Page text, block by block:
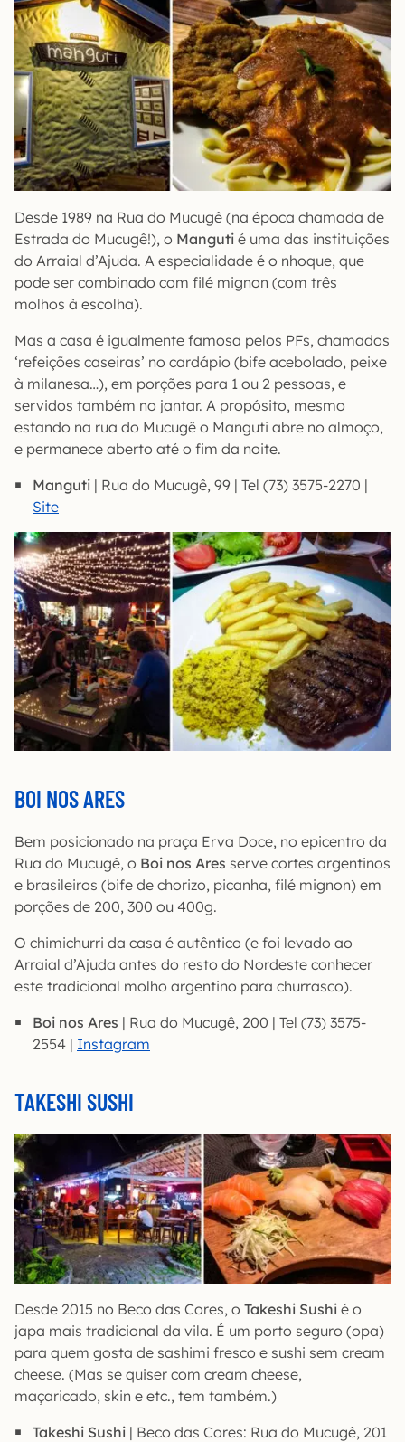
Desde 1989 na Rua do Mucugê (na época chamada de
Estrada do Mucugê!), o Manguti é uma das instituições
do Arraial d’Ajuda. A especialidade é o nhoque, que
pode ser combinado com filé mignon (com três
molhos à escolha).
Mas a casa é igualmente famosa pelos PFs, chamados
‘refeições caseiras’ no cardápio (bife acebolado, peixe
à milanesa…), em porções para 1 ou 2 pessoas, e
servidos também no jantar. A propósito, mesmo
estando na rua do Mucugê o Manguti abre no almoço,
e permanece aberto até o fim da noite.
Manguti | Rua do Mucugê, 99 | Tel (73) 3575-2270 |
Site
BOI NOS ARES
Bem posicionado na praça Erva Doce, no epicentro da
Rua do Mucugê, o Boi nos Ares serve cortes argentinos
e brasileiros (bife de chorizo, picanha, filé mignon) em
porções de 200, 300 ou 400g.
O chimichurri da casa é autêntico (e foi levado ao
Arraial d’Ajuda antes do resto do Nordeste conhecer
este tradicional molho argentino para churrasco).
Boi nos Ares | Rua do Mucugê, 200 | Tel (73) 3575-
2554 | Instagram
TAKESHI SUSHI
Desde 2015 no Beco das Cores, o Takeshi Sushi é o
japa mais tradicional da vila. É um porto seguro (opa)
para quem gosta de sashimi fresco e sushi sem cream
cheese. (Mas se quiser com cream cheese,
maçaricado, skin e etc., tem também.)
Takeshi Sushi | Beco das Cores: Rua do Mucugê, 201